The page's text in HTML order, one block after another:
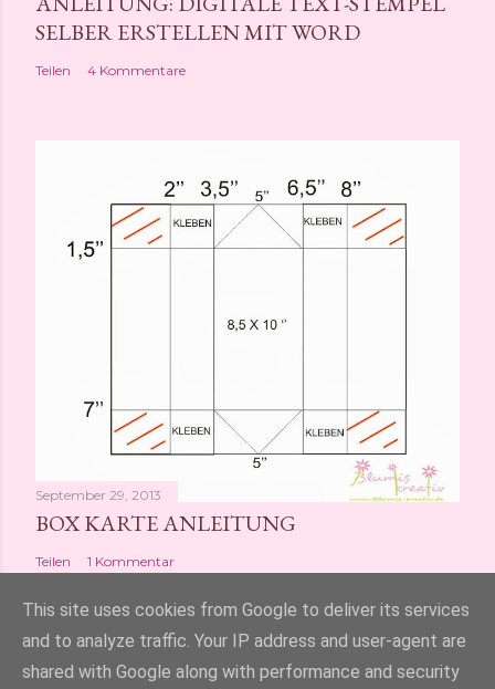
SELBER ERSTELLEN MIT WORD
Teilen 4 Kommentare
September 29, 2013
BOX KARTE ANLEITUNG
Teilen 1 Kommentar
This site uses cookies from Google to deliver its services
and to analyze traffic. Your IP address and user-agent are
shared with Google along with performance and security